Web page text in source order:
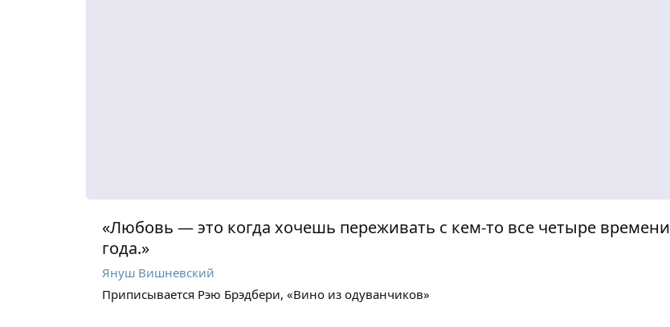
«Любовь — это когда хочешь переживать с кем-то все четыре времени
года.»
Януш Вишневский
Приписывается Рэю Брэдбери, «Вино из одуванчиков»